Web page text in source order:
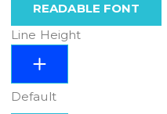
READABLE FONT
Line Height
Default